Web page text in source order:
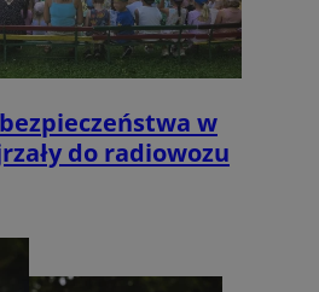
w
do radiowozu